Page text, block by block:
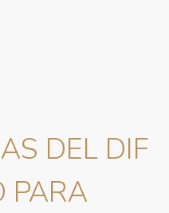
DEL DIF
PARA